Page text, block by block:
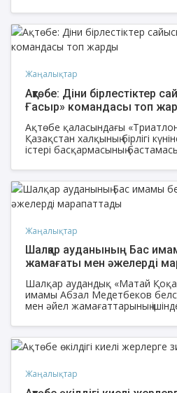
Жаңалықтар
Ақтөбе: Діни бірлестіктер
Ғасыр» командасы топ
Ақтөбе қаласындағы
Қазақстан халқының бірлігі
істері басқармасының
өкілдерінің қатысуымен
- шара өтті.
Жаңалықтар
Шалқар ауданының Бас
жамағаты мен әжелерді
Шалқар аудандық «Матай
имамы Абзал Медетбеков
мен әйел жамағаттарының
Шудабайқызын алғыс хатпен
сыйлықтарды табыстады.
Жаңалықтар